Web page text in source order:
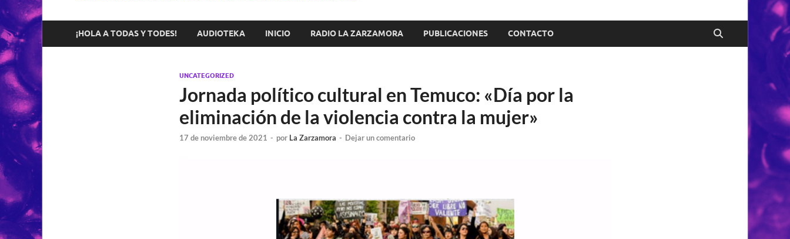
¡HOLA A TODAS Y TODES! AUDIOTEKA INICIO RADIO LA ZARZAMORA PUBLICACIONES CONTACTO
UNCATEGORIZED
Jornada político cultural en Temuco: «Día por la
eliminación de la violencia contra la mujer»
17 de noviembre de 2021 - por La Zarzamora - Dejar un comentario